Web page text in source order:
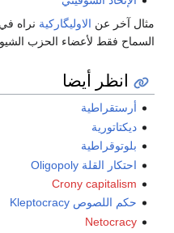
مثال آخر عن الاوليگاركية نراه
السماح فقط لأعضاء الحزب
انظر أيضا
أرستقراطية
ديكتاتورية
بلوتوقراطية
احتكار القلة Oligopoly
Crony capitalism
حكم اللصوص Kleptocracy
Netocracy